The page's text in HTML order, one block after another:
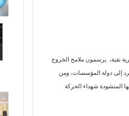
نقية، يرسمون ملامح الخروج
إلى دولة المؤسسات، ومن
المنشودة شهداء الحركة